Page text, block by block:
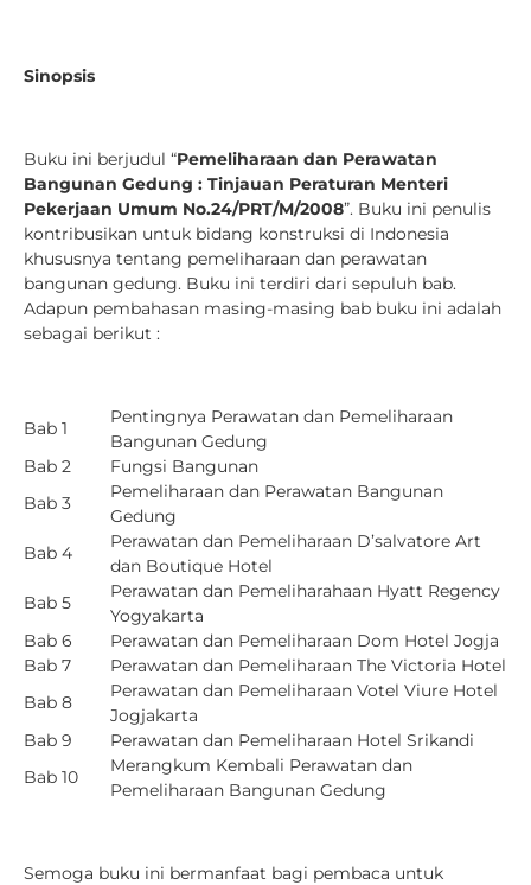
Sinopsis
Buku ini berjudul “Pemeliharaan dan Perawatan
Bangunan Gedung : Tinjauan Peraturan Menteri
Pekerjaan Umum No.24/PRT/M/2008”. Buku ini penulis
kontribusikan untuk bidang konstruksi di Indonesia
khususnya tentang pemeliharaan dan perawatan
bangunan gedung. Buku ini terdiri dari sepuluh bab.
Adapun pembahasan masing-masing bab buku ini adalah
sebagai berikut :
Bab 1
Pentingnya Perawatan dan Pemeliharaan
Bangunan Gedung
Bab 2
Fungsi Bangunan
Bab 3
Pemeliharaan dan Perawatan Bangunan
Gedung
Bab 4
Perawatan dan Pemeliharaan D’salvatore Art
dan Boutique Hotel
Bab 5
Perawatan dan Pemeliharahaan Hyatt Regency
Yogyakarta
Bab 6
Perawatan dan Pemeliharaan Dom Hotel Jogja
Bab 7
Perawatan dan Pemeliharaan The Victoria Hotel
Bab 8
Perawatan dan Pemeliharaan Votel Viure Hotel
Jogjakarta
Bab 9
Perawatan dan Pemeliharaan Hotel Srikandi
Bab 10
Merangkum Kembali Perawatan dan
Pemeliharaan Bangunan Gedung
Semoga buku ini bermanfaat bagi pembaca untuk